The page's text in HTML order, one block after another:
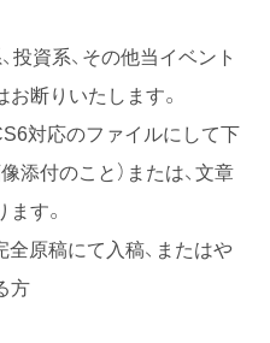
投資系、その他当イベント
断りいたします。
対応のファイルにして下
添付のこと）または、文章
す。
原稿にて入稿、またはや
方